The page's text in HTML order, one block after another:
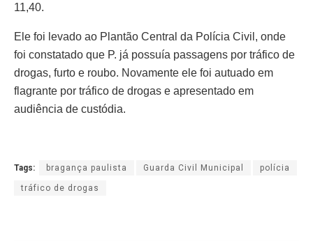
11,40.
Ele foi levado ao Plantão Central da Polícia Civil, onde
foi constatado que P. já possuía passagens por tráfico de
drogas, furto e roubo. Novamente ele foi autuado em
flagrante por tráfico de drogas e apresentado em
audiência de custódia.
Tags: bragança paulista Guarda Civil Municipal polícia
tráfico de drogas